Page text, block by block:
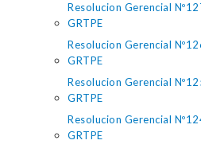
Resolucion Gerencial
GRTPE
Resolucion Gerencial
GRTPE
Resolucion Gerencial
GRTPE
Resolucion Gerencial
GRTPE